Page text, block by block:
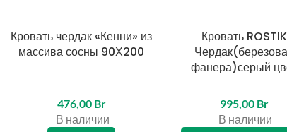
Кровать чердак «Кенни» из
массива сосны 90Х200
476,00 Br
В наличии
Кровать ROSTIK
фанера)серый
995,00 Br
В наличии